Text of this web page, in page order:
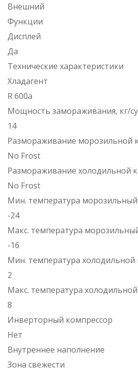
Внешний
Функции
Дисплей
Да
Технические характеристики
Хладагент
R 600a
Мощность замораживания, кг/
14
Размораживание морозильной
No Frost
Размораживание холодильной
No Frost
Мин. температура морозильный
-24
Макс. температура
-16
Мин. температура холодильной
2
Макс. температура
8
Инверторный компрессор
Нет
Внутреннее наполнение
Зона свежести